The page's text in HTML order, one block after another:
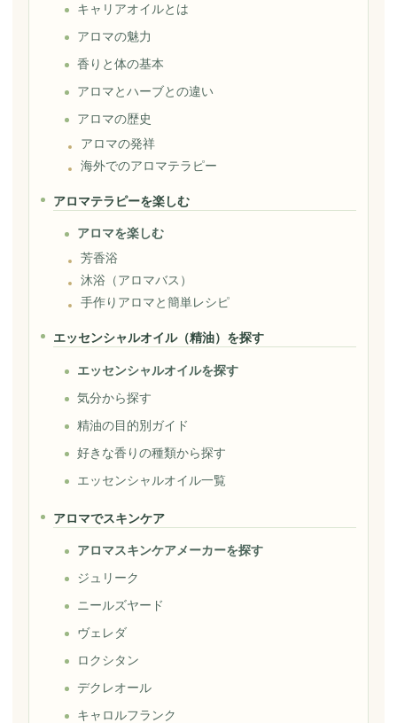
キャリアオイルとは
アロマの魅力
香りと体の基本
アロマとハーブとの違い
アロマの歴史
アロマの発祥
海外でのアロマテラピー
アロマテラピーを楽しむ
アロマを楽しむ
芳香浴
沐浴（アロマバス）
手作りアロマと簡単レシピ
エッセンシャルオイル（精油）を探す
エッセンシャルオイルを探す
気分から探す
精油の目的別ガイド
好きな香りの種類から探す
エッセンシャルオイル一覧
アロマでスキンケア
アロマスキンケアメーカーを探す
ジュリーク
ニールズヤード
ヴェレダ
ロクシタン
デクレオール
キャロルフランク